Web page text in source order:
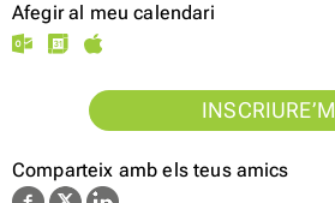
Afegir al meu calendari
INSCRIURE’M
Comparteix amb els teus amics